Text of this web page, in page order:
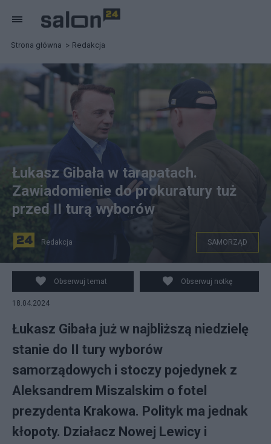
Strona główna Redakcja
Fot. Facebook/Łukasz Gibała
Łukasz Gibała w tarapatach.
Zawiadomienie do prokuratury tuż
przed II turą wyborów
Redakcja SAMORZĄD
Obserwuj temat Obserwuj notkę
18.04.2024
Łukasz Gibała już w najbliższą niedzielę
stanie do II tury wyborów
samorządowych i stoczy pojedynek z
Aleksandrem Miszalskim o fotel
prezydenta Krakowa. Polityk ma jednak
kłopoty. Działacz Nowej Lewicy i